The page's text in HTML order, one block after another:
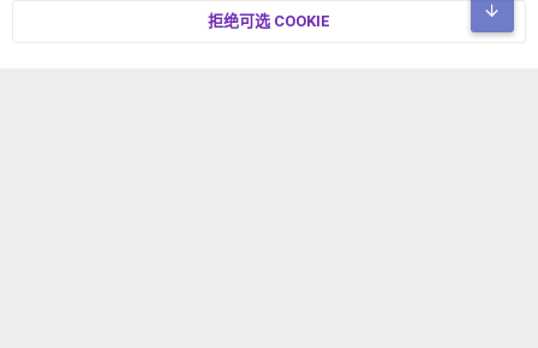
© COPYRIGHT 2017-2026 XENFORO中文社区 版权所有 冀ICP备
拒绝可选 COOKIE